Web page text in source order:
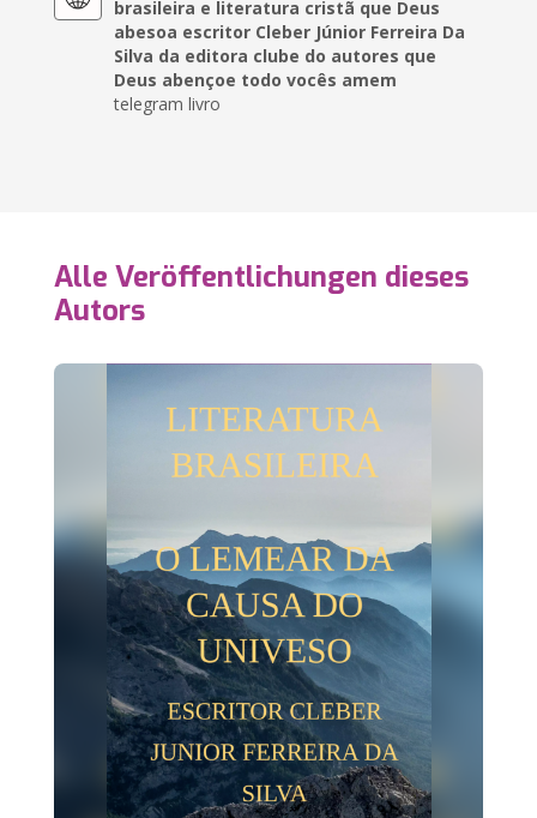
brasileira e literatura cristã que Deus
abesoa escritor Cleber Júnior Ferreira Da
Silva da editora clube do autores que
Deus abençoe todo vocês amem
telegram livro
Alle Veröffentlichungen dieses
Autors